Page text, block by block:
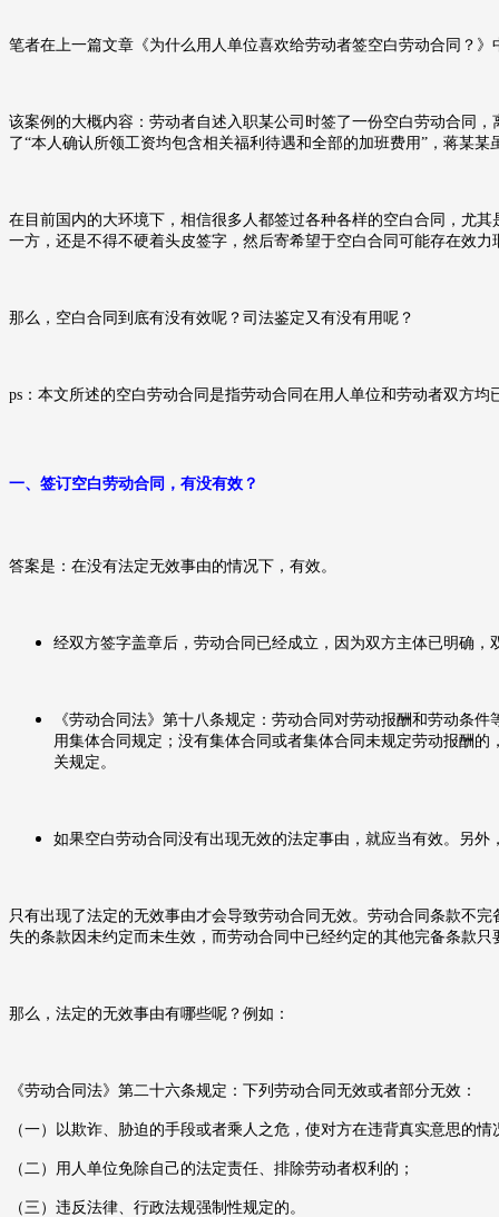
笔者在上一篇文章《为什么用人单位喜欢给劳动者签空白劳动合同？
该案例的大概内容：劳动者自述入职某公司时签了一份空白劳动合同
了“本人确认所领工资均包含相关福利待遇和全部的加班费用”，蒋某
在目前国内的大环境下，相信很多人都签过各种各样的空白合同，尤
一方，还是不得不硬着头皮签字，然后寄希望于空白合同可能存在效
那么，空白合同到底有没有效呢？司法鉴定又有没有用呢？
ps：本文所述的空白劳动合同是指劳动合同在用人单位和劳动者双方
一、 签订空白劳动合同，有没有效？
答案是：在没有法定无效事由的情况下，有效。
经双方签字盖章后，劳动合同已经成立，因为双方主体已明确，
《劳动合同法》第十八条规定：劳动合同对劳动报酬和劳动条
用集体合同规定；没有集体合同或者集体合同未规定劳动报酬
关规定。
如果空白劳动合同没有出现无效的法定事由，就应当有效。另
只有出现了法定的无效事由才会导致劳动合同无效。劳动合同条款不
失的条款因未约定而未生效，而劳动合同中已经约定的其他完备条款
那么，法定的无效事由有哪些呢？例如：
《劳动合同法》第二十六条规定：下列劳动合同无效或者部分无效：
（一）以欺诈、胁迫的手段或者乘人之危，使对方在违背真实意思的
（二）用人单位免除自己的法定责任、排除劳动者权利的；
（三）违反法律、行政法规强制性规定的。